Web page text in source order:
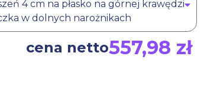
4 cm na płasko na górnej krawędzi
w dolnych narożnikach
cena netto557,98 zł